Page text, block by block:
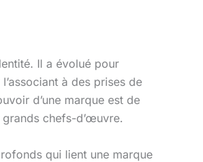
Il a évolué pour
à des prises de
d’une marque est de
grands chefs-d’œuvre.
qui lient une marque